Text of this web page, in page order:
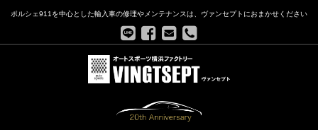
ポルシェ911を中心とした輸入車の修理やメンテナンスは、ヴァンセプトにおまかせください